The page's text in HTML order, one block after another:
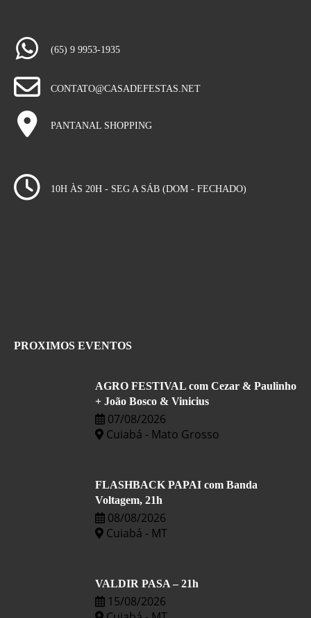
(65) 9 9953-1935
CONTATO@CASADEFESTAS.NET
PANTANAL SHOPPING
10H ÀS 20H - SEG A SÁB (DOM - FECHADO)
PROXIMOS EVENTOS
AGRO FESTIVAL com Cezar & Paulinho
+ João Bosco & Vinicius
07/08/2026
Cuiabá - Mato Grosso
FLASHBACK PAPAI com Banda
Voltagem, 21h
08/08/2026
Cuiabá - MT
VALDIR PASA – 21h
15/08/2026